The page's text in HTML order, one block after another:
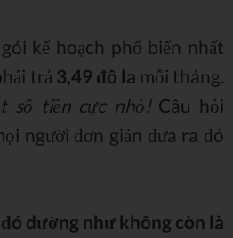
kế hoạch phổ biến nhất
trả 3,49 đô la mỗi tháng.
số tiền cực nhỏ!Câu hỏi
người đơn giản đưa ra đó
đó dường như không còn là